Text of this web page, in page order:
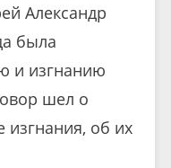
Александр
была
и изгнанию
шел о
об их